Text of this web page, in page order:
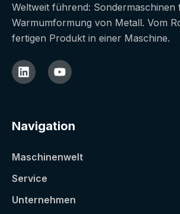
Weltweit führend: Sondermaschinen
Warmumformung von Metall. Vom
fertigen Produkt in einer Maschine.
Navigation
Maschinenwelt
Service
Unternehmen